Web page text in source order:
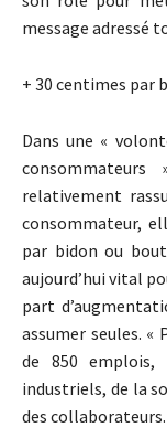
message adressé
+ 30 centimes par
Dans une «
relativement
consommateur,
par bidon ou
aujourd’hui vital
part
assumer seules. «
de 850
industriels, de la
des collaborateurs.